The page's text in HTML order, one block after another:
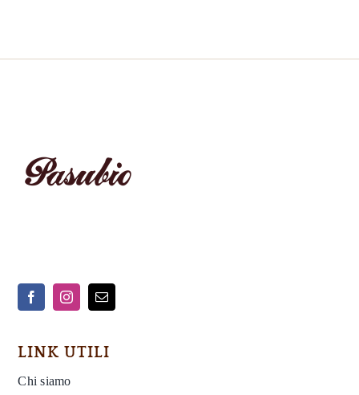
LINK UTILI
Chi siamo